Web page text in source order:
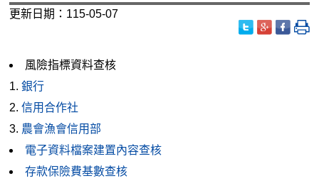
更新日期：115-05-07
風險指標資料查核
銀行
信用合作社
農會漁會信用部
電子資料檔案建置內容查核
存款保險費基數查核